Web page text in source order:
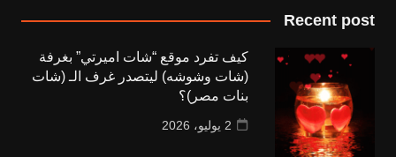
Recent post
كيف تفرد موقع “شات اميرتي” بغرفة
(شات وشوشه) ليتصدر غرف الـ (شات
بنات مصر)؟
2 يوليو، 2026